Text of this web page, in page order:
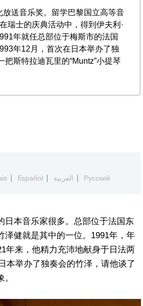
送音乐奖。留学巴黎国立高等音
瑞士的庆典活动中，得到伊夫利·
年就任总部位于梅斯市的法国
年12月，首次在日本举办了独
斯特拉迪瓦里的“Muntz”小提琴
Español العربية Русский
日本音乐家很多。总部位于法国东
健就是其中的一位。1991年，年
年来，他精力充沛地献身于日法两
本举办了独奏会的竹泽，请他谈了